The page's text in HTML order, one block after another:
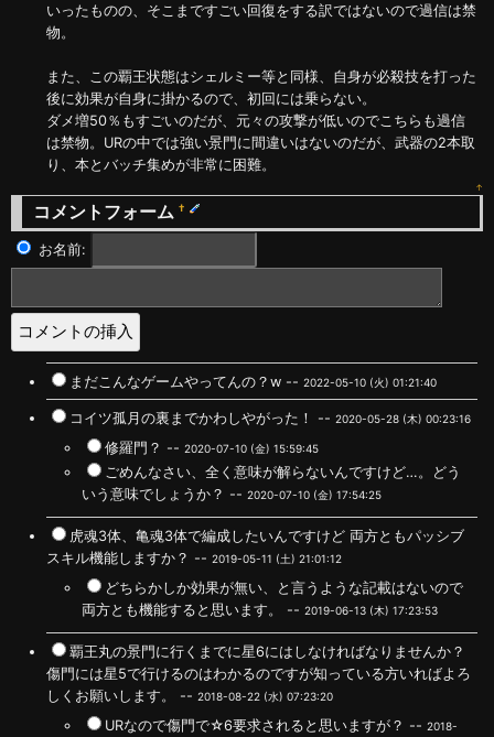
いったものの、そこまですごい回復をする訳ではないので過信は禁
物。
また、この覇王状態はシェルミー等と同様、自身が必殺技を打った
後に効果が自身に掛かるので、初回には乗らない。
ダメ増50％もすごいのだが、元々の攻撃が低いのでこちらも過信
は禁物。URの中では強い景門に間違いはないのだが、武器の2本取
り、本とバッチ集めが非常に困難。
↑
コメントフォーム †
お名前:
まだこんなゲームやってんの？w -- 2022-05-10 (火) 01:21:40
コイツ孤月の裏までかわしやがった！ -- 2020-05-28 (木) 00:23:16
修羅門？ -- 2020-07-10 (金) 15:59:45
ごめんなさい、全く意味が解らないんですけど…。どう
いう意味でしょうか？ -- 2020-07-10 (金) 17:54:25
虎魂3体、亀魂3体で編成したいんですけど 両方ともパッシブ
スキル機能しますか？ -- 2019-05-11 (土) 21:01:12
どちらかしか効果が無い、と言うような記載はないので
両方とも機能すると思います。 -- 2019-06-13 (木) 17:23:53
覇王丸の景門に行くまでに星6にはしなければなりませんか？
傷門には星5で行けるのはわかるのですが知っている方いればよろ
しくお願いします。 -- 2018-08-22 (水) 07:23:20
URなので傷門で☆6要求されると思いますが？ -- 2018-